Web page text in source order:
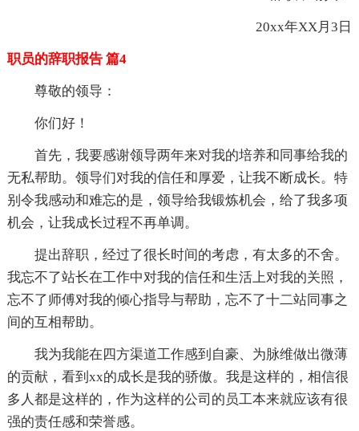
20xx年XX月3日
职员的辞职报告 篇4
尊敬的领导：
你们好！
首先，我要感谢领导两年来对我的培养和同事给我的
无私帮助。领导们对我的信任和厚爱，让我不断成长。特
别令我感动和难忘的是，领导给我锻炼机会，给了我多项
机会，让我成长过程不再单调。
提出辞职，经过了很长时间的考虑，有太多的不舍。
我忘不了站长在工作中对我的信任和生活上对我的关照，
忘不了师傅对我的倾心指导与帮助，忘不了十二站同事之
间的互相帮助。
我为我能在四方渠道工作感到自豪、为脉维做出微薄
的贡献，看到xx的成长是我的骄傲。我是这样的，相信很
多人都是这样的，作为这样的公司的员工本来就应该有很
强的责任感和荣誉感。